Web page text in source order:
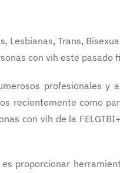
Lesbianas, Trans,
con vih este pasado
profesionales y
recientemente como
con vih de la
proporcionar